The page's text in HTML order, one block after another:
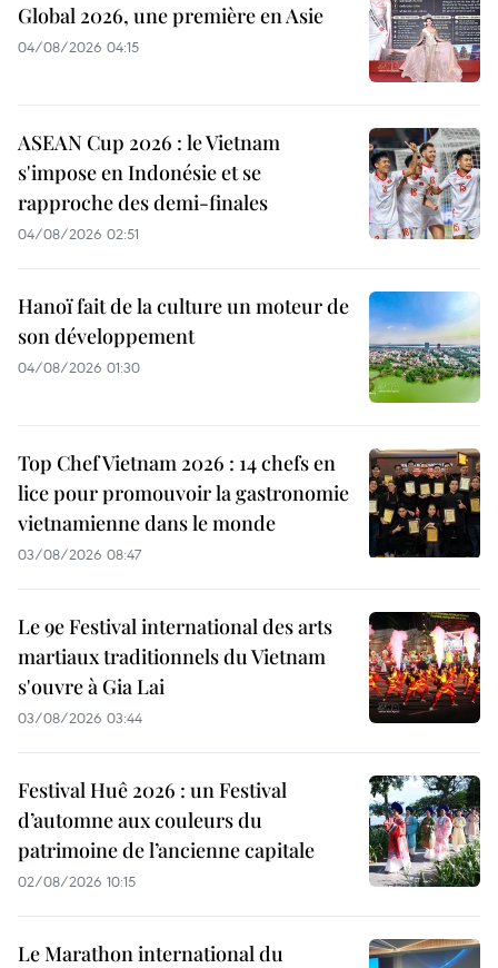
Global 2026, une première en Asie
04/08/2026 04:15
ASEAN Cup 2026 : le Vietnam
s'impose en Indonésie et se
rapproche des demi-finales
04/08/2026 02:51
Hanoï fait de la culture un moteur de
son développement
04/08/2026 01:30
Top Chef Vietnam 2026 : 14 chefs en
lice pour promouvoir la gastronomie
vietnamienne dans le monde
03/08/2026 08:47
Le 9e Festival international des arts
martiaux traditionnels du Vietnam
s'ouvre à Gia Lai
03/08/2026 03:44
Festival Huê 2026 : un Festival
d’automne aux couleurs du
patrimoine de l’ancienne capitale
02/08/2026 10:15
Le Marathon international du